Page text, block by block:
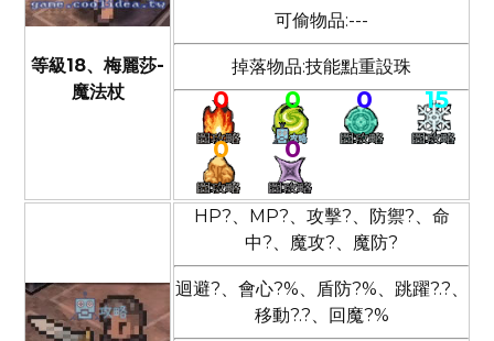
等級18、梅麗莎-
魔法杖
可偷物品:---
掉落物品:技能點重設珠
0 0 0
15
0
0
HP?、MP?、攻擊?、防禦?、命
中?、魔攻?、魔防?
迴避?、會心?%、盾防?%、跳躍?.?、
移動?.?、回魔?%